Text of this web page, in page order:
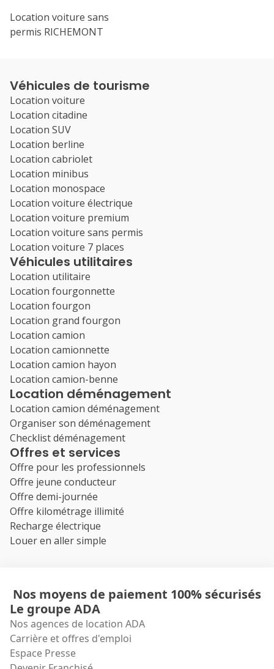
Location voiture sans
permis RICHEMONT
Véhicules de tourisme
Location voiture
Location citadine
Location SUV
Location berline
Location cabriolet
Location minibus
Location monospace
Location voiture électrique
Location voiture premium
Location voiture sans permis
Location voiture 7 places
Véhicules utilitaires
Location utilitaire
Location fourgonnette
Location fourgon
Location grand fourgon
Location camion
Location camionnette
Location camion hayon
Location camion-benne
Location déménagement
Location camion déménagement
Organiser son déménagement
Checklist déménagement
Offres et services
Offre pour les professionnels
Offre jeune conducteur
Offre demi-journée
Offre kilométrage illimité
Recharge électrique
Louer en aller simple
Nos moyens de paiement 100% sécurisés
Le groupe ADA
Nos agences de location ADA
Carrière et offres d'emploi
Espace Presse